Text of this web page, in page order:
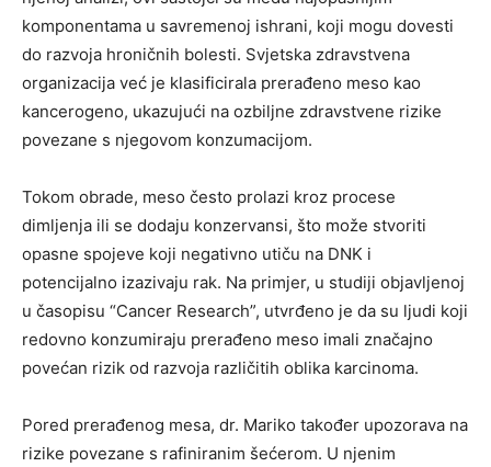
komponentama u savremenoj ishrani, koji mogu dovesti
do razvoja hroničnih bolesti. Svjetska zdravstvena
organizacija već je klasificirala prerađeno meso kao
kancerogeno, ukazujući na ozbiljne zdravstvene rizike
povezane s njegovom konzumacijom.
Tokom obrade, meso često prolazi kroz procese
dimljenja ili se dodaju konzervansi, što može stvoriti
opasne spojeve koji negativno utiču na DNK i
potencijalno izazivaju rak. Na primjer, u studiji objavljenoj
u časopisu “Cancer Research”, utvrđeno je da su ljudi koji
redovno konzumiraju prerađeno meso imali značajno
povećan rizik od razvoja različitih oblika karcinoma.
Pored prerađenog mesa, dr. Mariko također upozorava na
rizike povezane s rafiniranim šećerom. U njenim